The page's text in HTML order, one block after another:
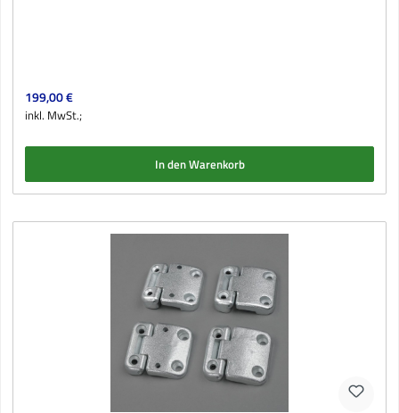
Regulärer Preis:
199,00 €
inkl. MwSt.;
In den Warenkorb